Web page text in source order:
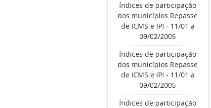
Índices de participação
dos municípios Repasse
de ICMS e IPI - 11/01 a
09/02/2005
Índices de participação
dos municípios Repasse
de ICMS e IPI - 11/01 a
09/02/2005
Índices de participação